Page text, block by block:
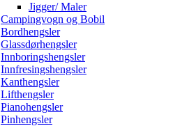
Jigger/ Maler
Campingvogn og Bobil
Bordhengsler
Glassdørhengsler
Innboringshengsler
Innfresingshengsler
Kanthengsler
Lifthengsler
Pianohengsler
Pinhengsler